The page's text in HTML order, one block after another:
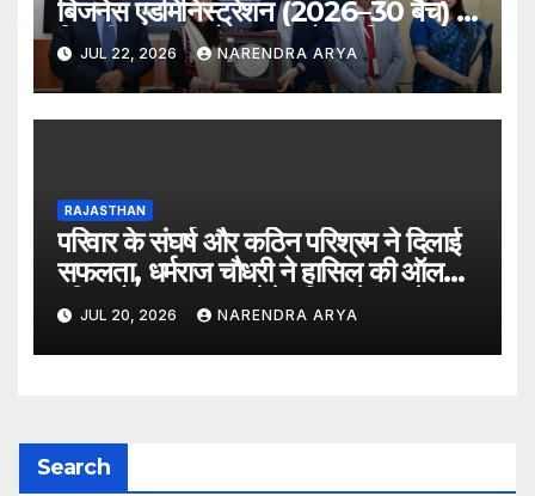
बिजनेस एडमिनिस्ट्रेशन (2026–30 बैच) के
लिए दीक्षारंभ समारोह का आयोजन किया
JUL 22, 2026 NARENDRA ARYA
RAJASTHAN
परिवार के संघर्ष और कठिन परिश्रम ने दिलाई
सफलता, धर्मराज चौधरी ने हासिल की ऑल
इंडिया रैंक 6400, बनेंगे परिवार के पहले
डॉक्टर
JUL 20, 2026 NARENDRA ARYA
Search